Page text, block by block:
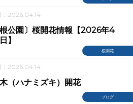
：2026.04.14
桜開花
根公園〕桜開花情報【2026年4
】
：2026.04.14
ブログ
（ハナミズキ）開花